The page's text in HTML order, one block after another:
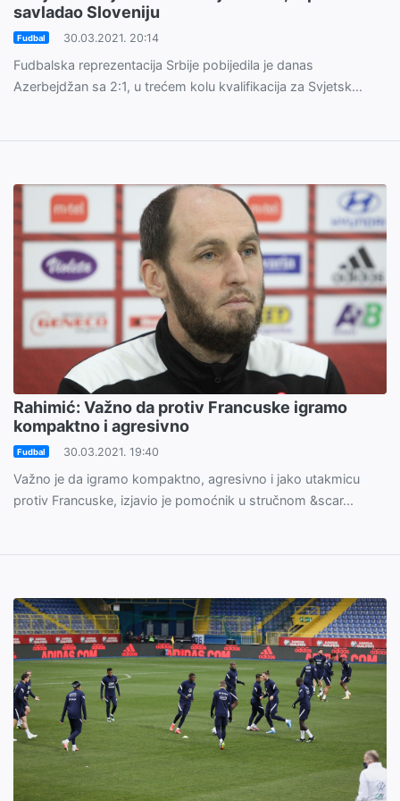
savladao Sloveniju
Fudbal 30.03.2021. 20:14
Fudbalska reprezentacija Srbije pobijedila je danas
Azerbejdžan sa 2:1, u trećem kolu kvalifikacija za Svjetsk...
Rahimić: Važno da protiv Francuske igramo
kompaktno i agresivno
Fudbal 30.03.2021. 19:40
Važno je da igramo kompaktno, agresivno i jako utakmicu
protiv Francuske, izjavio je pomoćnik u stručnom &scar...